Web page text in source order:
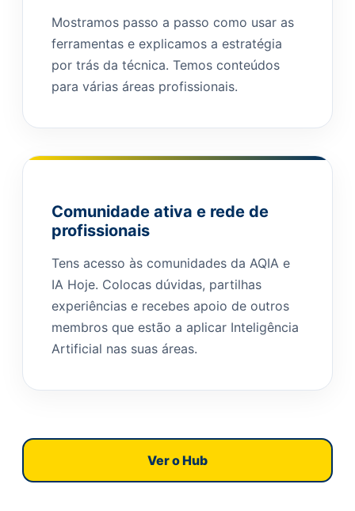
Mostramos passo a passo como usar as
ferramentas e explicamos a estratégia
por trás da técnica. Temos conteúdos
para várias áreas profissionais.
Comunidade ativa e rede de
profissionais
Tens acesso às comunidades da AQIA e
IA Hoje. Colocas dúvidas, partilhas
experiências e recebes apoio de outros
membros que estão a aplicar Inteligência
Artificial nas suas áreas.
Ver o Hub